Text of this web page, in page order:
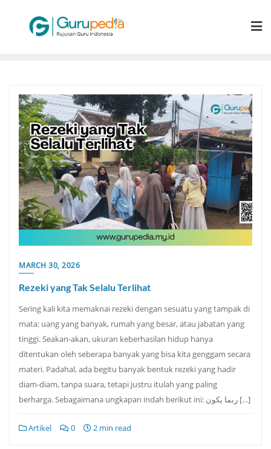
MARCH 30, 2026
Rezeki yang Tak Selalu Terlihat
Sering kali kita memaknai rezeki dengan sesuatu yang tampak di
mata: uang yang banyak, rumah yang besar, atau jabatan yang
tinggi. Seakan-akan, ukuran keberhasilan hidup hanya
ditentukan oleh seberapa banyak yang bisa kita genggam secara
materi. Padahal, ada begitu banyak bentuk rezeki yang hadir
diam-diam, tanpa suara, tetapi justru itulah yang paling
berharga. Sebagaimana ungkapan indah berikut ini: ‏ربما يكون […]
Artikel 0 2 min read